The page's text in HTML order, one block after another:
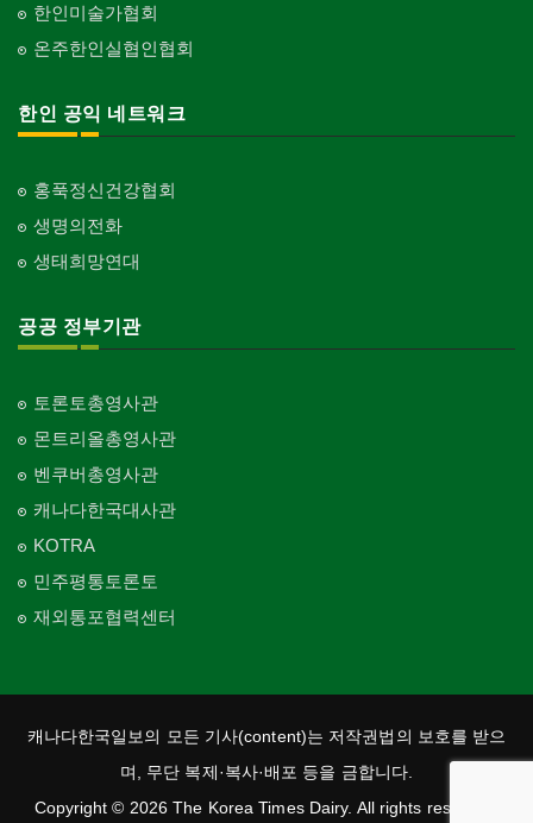
한인미술가협회
온주한인실협인협회
한인 공익 네트워크
홍푹정신건강협회
생명의전화
생태희망연대
공공 정부기관
토론토총영사관
몬트리올총영사관
벤쿠버총영사관
캐나다한국대사관
KOTRA
민주평통토론토
재외통포협력센터
캐나다한국일보의 모든 기사(content)는 저작권법의 보호를 받으
며, 무단 복제·복사·배포 등을 금합니다.
Copyright © 2026 The Korea Times Dairy. All rights reserved.